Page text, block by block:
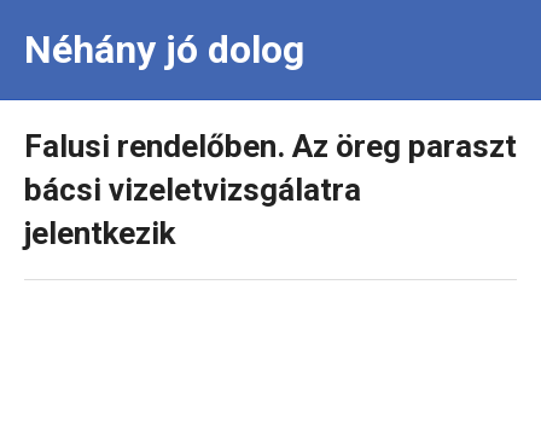
Néhány jó dolog
Falusi rendelőben. Az öreg paraszt
bácsi vizeletvizsgálatra
jelentkezik